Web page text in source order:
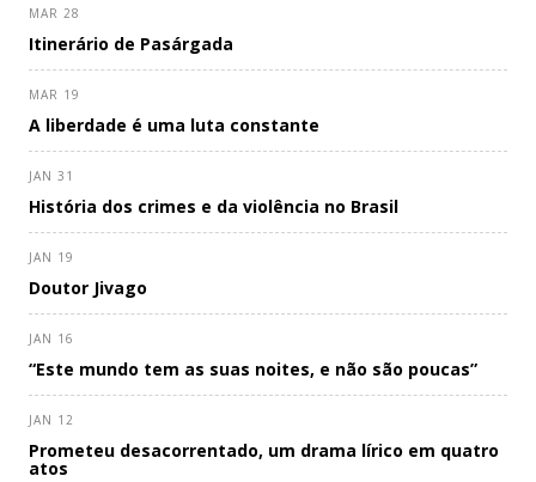
MAR 28
Itinerário de Pasárgada
MAR 19
A liberdade é uma luta constante
JAN 31
História dos crimes e da violência no Brasil
JAN 19
Doutor Jivago
JAN 16
“Este mundo tem as suas noites, e não são poucas”
JAN 12
Prometeu desacorrentado, um drama lírico em quatro
atos